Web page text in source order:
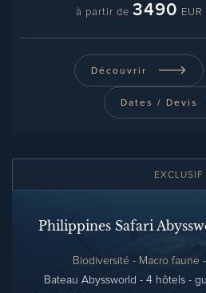
à partir de 3490 EUR
Découvrir
Dates / Devis
EXCLUSIF
Philippines Safari
Biodiversité - Macro faune
Bateau Abyssworld - 4 hôtels -